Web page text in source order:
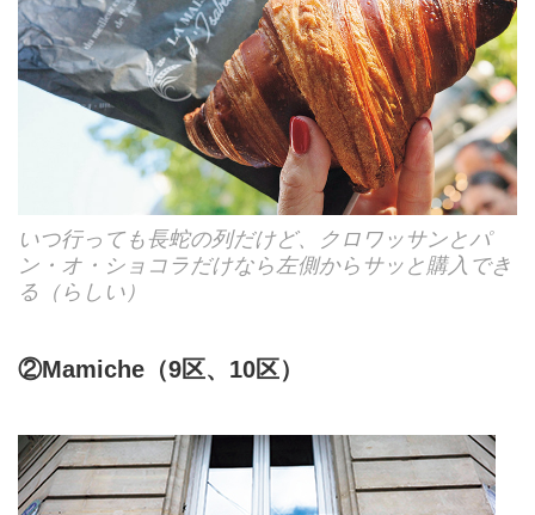
いつ行っても長蛇の列だけど、クロワッサンとパ
ン・オ・ショコラだけなら左側からサッと購入でき
る（らしい）
②Mamiche（9区、10区）